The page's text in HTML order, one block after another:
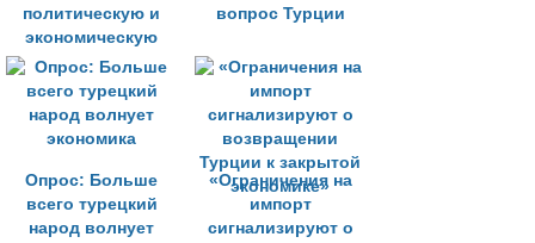
политическую и
экономическую
независимость
вопрос Турции
Опрос: Больше
всего турецкий
народ волнует
«Ограничения на
импорт
сигнализируют о